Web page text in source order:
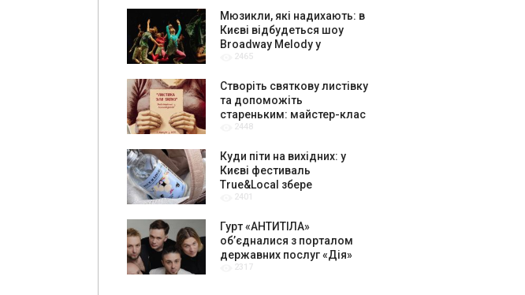
Мюзикли, які надихають: в
Києві відбудеться шоу
Broadway Melody у
виконанні юних артистів
2465
Створіть святкову листівку
та допоможіть
стареньким: майстер-клас
від БФ «Юлині Бабусі» на
2448
Куди піти на вихідних: у
Києві фестиваль
True&Local збере
крафтярів, лекторів і гурт
2401
Гурт «АНТИТІЛА»
обʼєдналися з порталом
державних послуг «Дія»
для привітання молодят
2317